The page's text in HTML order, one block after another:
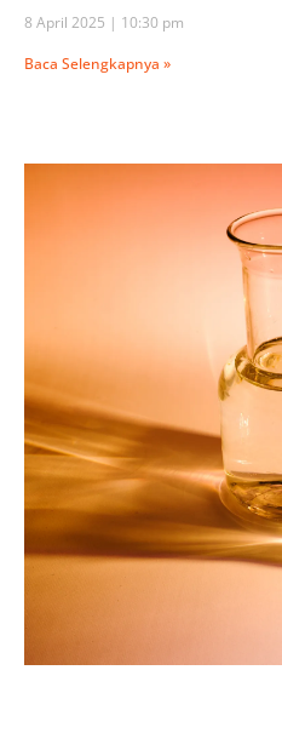
8 April 2025
10:30 pm
Baca Selengkapnya »